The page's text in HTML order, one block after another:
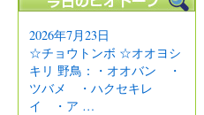
2026年7月23日
☆チョウトンボ ☆オオヨシ
キリ 野鳥：・オオバン ・
ツバメ ・ハクセキレ
イ ・ア …